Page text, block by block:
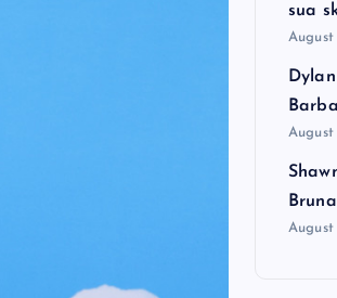
sua
August
August
August